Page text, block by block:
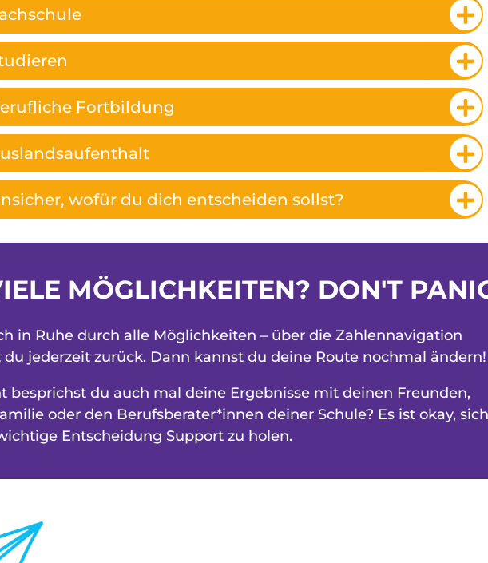
Fortbildung
wofür du dich entscheiden sollst?
MÖGLICHKEITEN? DON'T
in Ruhe durch alle Möglichkeiten – über die Zahlennavigation
jederzeit zurück. Dann kannst du deine Route nochmal ändern!
besprichst du auch mal deine Ergebnisse mit deinen Freunden,
oder den Berufsberater*innen deiner Schule? Es ist okay,
Entscheidung Support zu holen.